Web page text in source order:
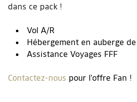
dans ce pack !
Vol A/R
Hébergement en auberge
Assistance Voyages FFF
Contactez-nous pour l'offre Fan !